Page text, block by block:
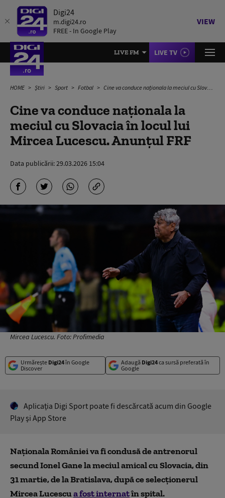
Digi24
m.digi24.ro
FREE - In Google Play
VIEW
LIVE FM LIVE TV
HOME Știri Sport Fotbal Cine va conduce naționala la meciul cu Slovacia în locul lui Mircea Lucescu. Anunțul FRF
Cine va conduce naționala la
meciul cu Slovacia în locul lui
Mircea Lucescu. Anunțul FRF
Data publicării:29.03.2026 15:04
Mircea Lucescu. Foto: Profimedia
Urmărește Digi24în Google
Discover
Adaugă Digi24ca sursă preferată în
Google
Aplicaţia Digi Sport poate fi descărcată acum din Google
Play şi App Store
Naţionala României va fi condusă de antrenorul
secund Ionel Gane la meciul amical cu Slovacia, din
31 martie, de la Bratislava, după ce selecţionerul
Mircea Lucescua fost internatîn spital.